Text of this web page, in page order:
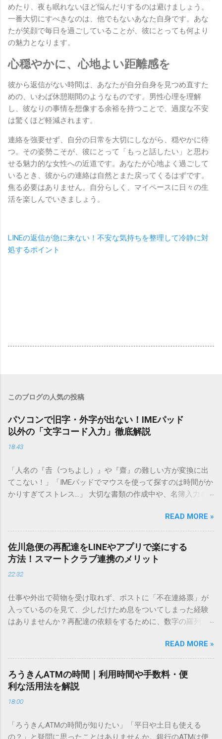
めたり、夜も眠れないほど悩んだりするのは避けましょう。
一番大切にすべきなのは、他でもないあなた自身です。あな
たが笑顔で毎日を過ごしていることが、彼にとっても何より
の魅力となります。
心穏やかに、心地よい距離感を
彼から返信がない時間は、あなたが自分自身を見つめ直すた
めの、いわば休憩期間のようなものです。男性心理を理解
し、彼なりの事情を想像する余裕を持つことで、過度な不安
は驚くほど軽減されます。
連絡を強要せず、自分の日常を大切にしながら、穏やかに待
つ。その姿勢こそが、彼にとって「もっと話したい」と思わ
せる魅力的な女性への近道です。あなたが心地よく過ごして
いるとき、彼からの連絡は自然とまた戻ってくるはずです。
焦る必要はありません。自分らしく、マイペースに日々の生
活を楽しんでいきましょう。
LINEの返信が急に来ない！不安な気持ちを整理して冷静に対
処するポイント
このブログの人気の投稿
パソコンで旧字・外字が出ない！IMEパッド
以外の「文字コード入力」徹底解説
18:43
「人名の『𠮷（つちよし）』や『齋』の難しい方が変換に出
てこない！」「IMEパッドでマウスを使って探すのは時間がか
かりすぎてストレス…」 大切な書類の作成中や、名簿入力を
てしまいますよね。多くの人が「IMEパッド（手書き入力）」
を使いますが、実はマウスで一画ずつ書くのは非効率です
し、似た漢字が多すぎて結局見つからないことも少なくあり
ません。 そこで今回は、IMEパッドを使わずに、特定のコー
ドを打ち込むだけで一瞬で旧字や外字、特殊記号を呼び出す
「文字コード入力」のテクニックを詳しく解説します。 この
必要はありません。 1. なぜ「変換」しても旧字・外字が出て
こないのか？ そもそも、なぜ普通の変換で出てこない漢字が
あるのでしょうか。その理由は、パソコンが文字を認識する
は、JIS規格（日本産業規格）によって「第1水準」「第2水
準」といった形で整理されています。しかし、人名や地名に
使われる非常に古い漢字（旧字）や、特定の組織だけで作ら
れた「外字」は、この一般的な変換リストに含まれていない
ン上のすべての文字には、いわば「住所」のような番号が割
り振られています。変換候補に出ない文字でも、この住所
READ MORE »
佐川急便の再配達をLINEやアプリで楽にする
方法！スマートクラブ連携のメリット
22:32
仕事や外出で荷物を受け取れず、ポストに「不在連絡票」が
入っているのを見て、少しだけため息をついてしまった経験
はありませんか？再配達の依頼をするために、数字の羅列を
ことに申し訳なさを感じたりすることもあるかもしれませ
ん。 「もっとスムーズに、自分のタイミングで受け取りた
い」 「わざわざ電話をかけずに、スマホ一つで完結させた
い」 そんな願いを叶えてくれるのが、佐川急便の会員制サー
ビス「スマートクラブ」と、LINEや公式アプリの連携です。
これらを活用するだけで、再配達のストレスは驚くほど軽く
受け取り術と、連携による具体的なメリットを徹底解説しま
READ MORE »
ろうきんATMの時間｜利用時間や手数料・便
利な活用法を解説
18:00
「ろうきんATMの時間が知りたい」「平日や土日も使える
の？」と疑問に思ったことはありませんか。銀行のATMは便